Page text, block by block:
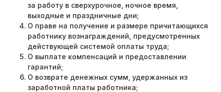
за работу в сверхурочное, ночное время,
выходные и праздничные дни;
О праве на получение и размере причитающихся
работнику вознаграждений, предусмотренных
действующей системой оплаты труда;
О выплате компенсаций и предоставлении
гарантий;
О возврате денежных сумм, удержанных из
заработной платы работника;